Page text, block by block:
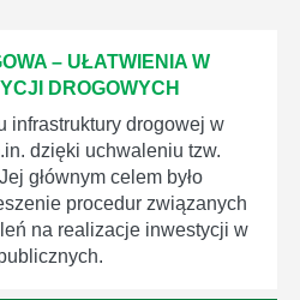
– UŁATWIENIA W
DROGOWYCH
infrastruktury drogowej w
dzięki uchwaleniu tzw.
głównym celem było
procedur związanych
na realizacje inwestycji w